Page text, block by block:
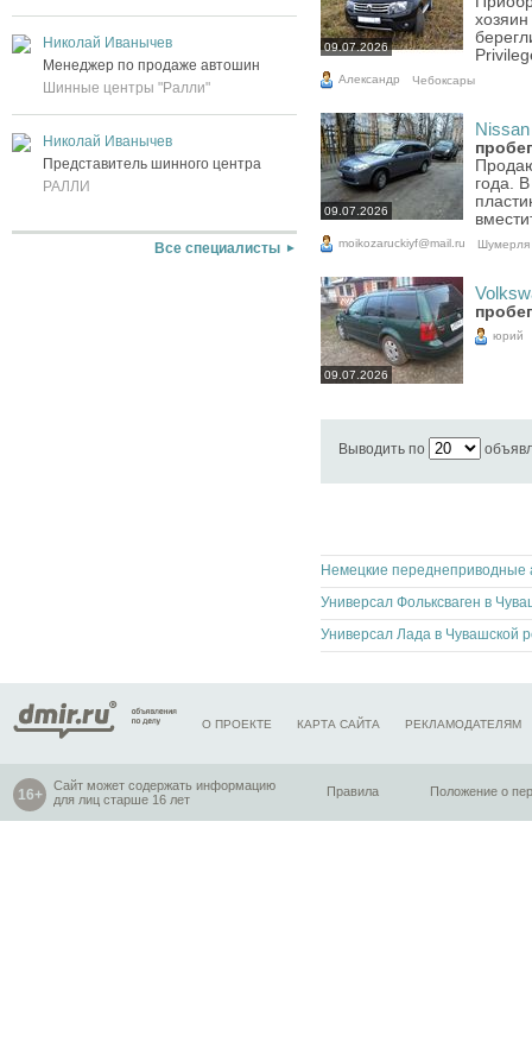
Николай Иванычев
Менеджер по продаже автошин
Шинные центры "Ралли"
Николай Иванычев
Представитель шинного центра
РАЛЛИ
Все специалисты
09.07.2026
Александр Чебоксары
09.07.2026
Nissan
года.
moikozaruckiyf@mail.ru Шумерля
09.07.2026
юрий
Выводить по
Универсал Лада в Чувашской
О ПРОЕКТЕ КАРТА САЙТА РЕКЛАМОДАТЕЛЯМ
Сайт может содержать информацию
для лиц старше 16 лет
Правила Положение о